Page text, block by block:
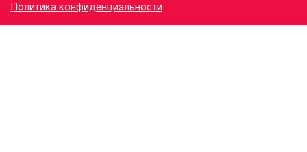
Политика конфиденциальности